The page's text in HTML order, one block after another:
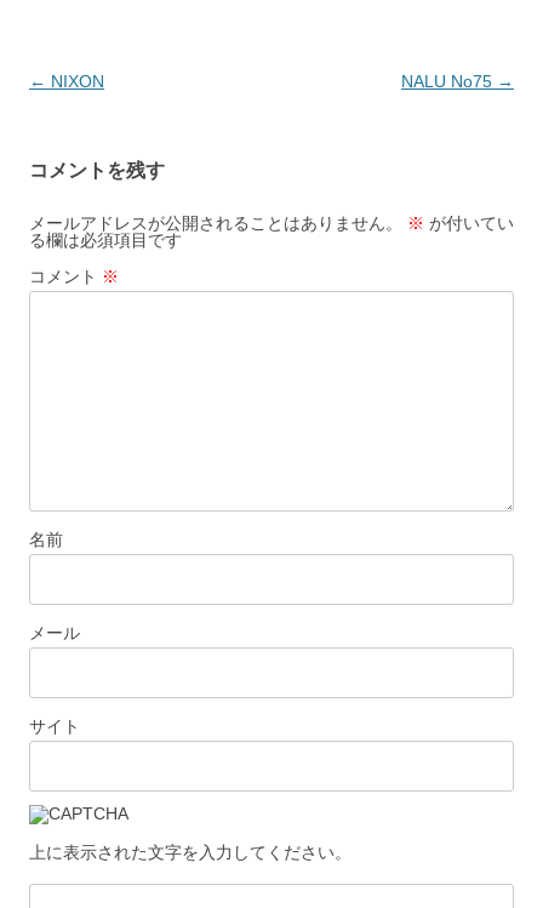
投
ビ
ゲ
ー
シ
← NIXON NALU No75 →
コメントを残す
メールアドレスが公開されることはありません。 ※ が付いてい
る欄は必須項目です
コメント ※
名前
メール
サイト
上に表示された文字を入力してください。